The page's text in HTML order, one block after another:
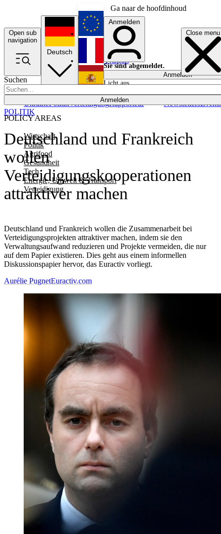
Ga naar de hoofdinhoud
Open sub
navigation
Close menu
Suchen
Anmelden
POLICY AREAS
Wirtschaft
Politik
Agrifood
Gesundheit
Tech
Energie, Umwelt & Transport
Verteidigung
UkrainePolitikVerteidigungRapporteur NewslettersEvents
Deutsch
English
Français
Anmelden
Sie sind abgemeldet.
Anmelden
Licht aus
Deutschland und Frankreich
wollen
Verteidigungskooperationen
attraktiver machen
Deutschland und Frankreich wollen die Zusammenarbeit bei
Verteidigungsprojekten attraktiver machen, indem sie den
Verwaltungsaufwand reduzieren und Projekte vermeiden, die nur
auf dem Papier existieren. Dies geht aus einem informellen
Diskussionspapier hervor, das Euractiv vorliegt.
POLITIK
Aurélie PugnetEuractiv.com